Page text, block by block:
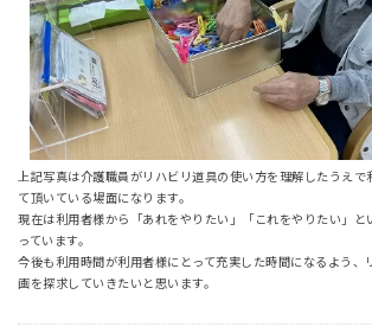
上記写真は介護職員がリハビリ道具の使い方を理解したうえで
て頂いている場面になります。
現在は利用者様から「あれをやりたい」「これをやりたい」と
っています。
今後も利用時間が利用者様にとって充実した時間になるよう、
画を探求していきたいと思います。